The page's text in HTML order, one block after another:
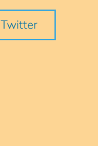
Twitter